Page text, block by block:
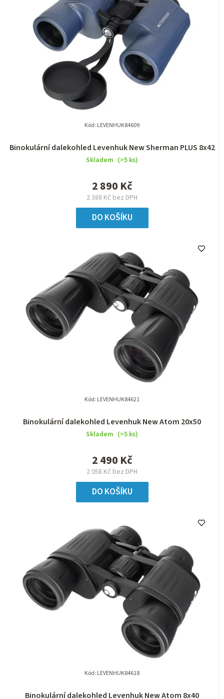
Binokulární dalekohled Levenhuk New Sherman PLUS 8x42
Skladem (>5 ks)
2 388 Kč bez DPH
2 890 Kč
DO KOŠÍKU
Kód: LEVENHUK84609
Binokulární dalekohled Levenhuk New Atom 20x50
Skladem (>5 ks)
2 058 Kč bez DPH
2 490 Kč
DO KOŠÍKU
Kód: LEVENHUK84621
Binokulární dalekohled Levenhuk New Atom 8x40
Kód: LEVENHUK84618